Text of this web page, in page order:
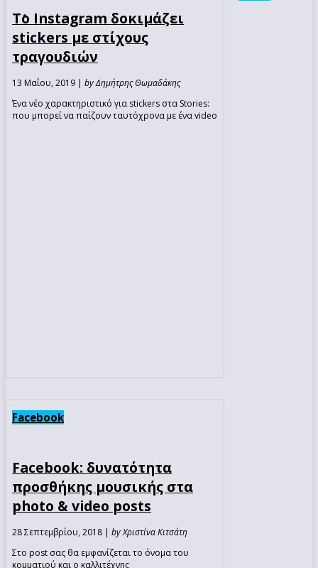
Το Instagram δοκιμάζει
stickers με στίχους
τραγουδιών
13 Μαΐου, 2019 | by Δημήτρης Θωμαδάκης
Ένα νέο χαρακτηριστικό για stickers στα Stories:
που μπορεί να παίζουν ταυτόχρονα με ένα video
Facebook
Facebook: δυνατότητα
προσθήκης μουσικής στα
photo & video posts
28 Σεπτεμβρίου, 2018 | by Χριστίνα Κιτσάτη
Στο post σας θα εμφανίζεται το όνομα του
κομματιού και ο καλλιτέχνης